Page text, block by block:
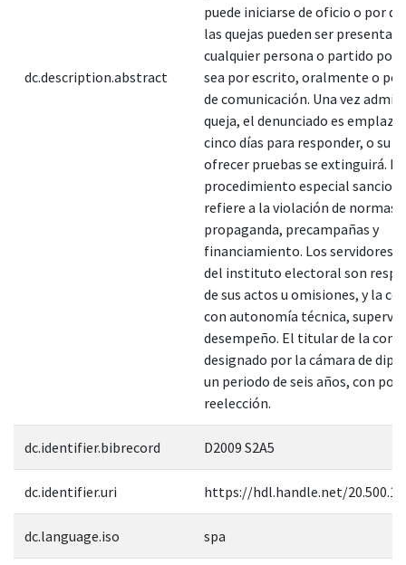
dc.description.abstract
puede iniciarse de oficio o por
las quejas pueden ser
cualquier persona o partido
sea por escrito, oralmente o
de comunicación. Una vez
queja, el denunciado es
cinco días para responder, o su
ofrecer pruebas se extinguirá.
procedimiento especial
refiere a la violación de normas
propaganda, precampañas y
financiamiento. Los servidores
del instituto electoral son
de sus actos u omisiones, y la
con autonomía técnica,
desempeño. El titular de la
designado por la cámara de
un periodo de seis años, con
reelección.
dc.identifier.bibrecord D2009 S2A5
dc.identifier.uri https://hdl.handle.net/
dc.language.iso spa